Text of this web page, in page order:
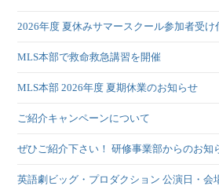
2026年度 夏休みサマースクール参加者受け
MLS本部で救命救急講習を開催
MLS本部 2026年度 夏期休業のお知らせ
ご紹介キャンペーンについて
ぜひご紹介下さい！ 研修事業部からのお
英語劇ビッグ・プロダクション 公演日・会